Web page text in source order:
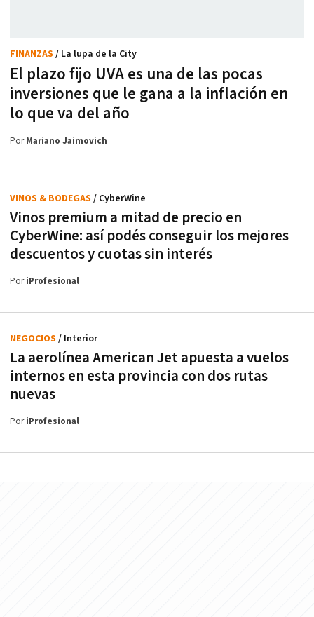
El plazo fijo UVA es una de las pocas
inversiones que le gana a la inflación en
lo que va del año
FINANZAS / La lupa de la City
PorMariano Jaimovich
Vinos premium a mitad de precio en
CyberWine: así podés conseguir los mejores
descuentos y cuotas sin interés
VINOS & BODEGAS / CyberWine
PoriProfesional
La aerolínea American Jet apuesta a vuelos
internos en esta provincia con dos rutas
nuevas
NEGOCIOS / Interior
PoriProfesional